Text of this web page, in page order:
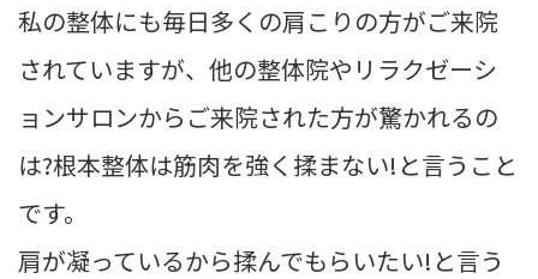
私の整体にも毎日多くの肩こりの方がご来院
されていますが、他の整体院やリラクゼーシ
ョンサロンからご来院された方が驚かれるの
は?根本整体は筋肉を強く揉まない!と言うこと
です。
肩が凝っているから揉んでもらいたい!と言う